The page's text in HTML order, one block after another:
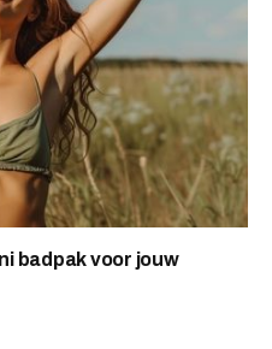
badpak voor jouw